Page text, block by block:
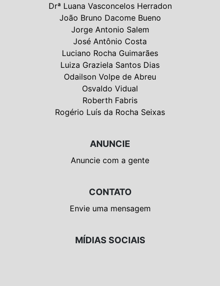
Drª Luana Vasconcelos Herradon
João Bruno Dacome Bueno
Jorge Antonio Salem
José Antônio Costa
Luciano Rocha Guimarães
Luiza Graziela Santos Dias
Odailson Volpe de Abreu
Osvaldo Vidual
Roberth Fabris
Rogério Luís da Rocha Seixas
ANUNCIE
Anuncie com a gente
CONTATO
Envie uma mensagem
MÍDIAS SOCIAIS